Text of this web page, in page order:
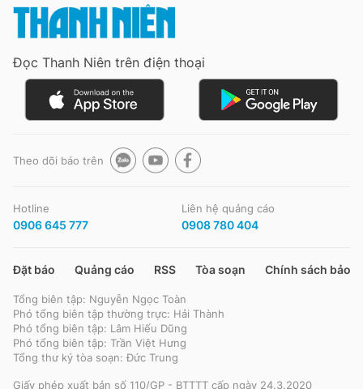
Đọc Thanh Niên trên điện thoại
Theo dõi báo trên
Hotline
0906 645 777
Liên hệ quảng cáo
0908 780 404
Đặt báo Quảng cáo RSS Tòa soạn Chính sách bảo
Tổng biên tập: Nguyễn Ngọc Toàn
Phó tổng biên tập thường trực: Hải Thành
Phó tổng biên tập: Lâm Hiếu Dũng
Phó tổng biên tập: Trần Việt Hưng
Tổng thư ký tòa soạn: Đức Trung
Giấy phép xuất bản số 110/GP - BTTTT cấp ngày 24.3.2020